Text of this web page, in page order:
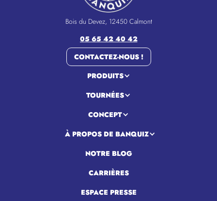
Bois du Devez, 12450 Calmont
05 65 42 40 42
CONTACTEZ-NOUS !
PRODUITS
TOURNÉES
CONCEPT
À PROPOS DE BANQUIZ
NOTRE BLOG
CARRIÈRES
ESPACE PRESSE